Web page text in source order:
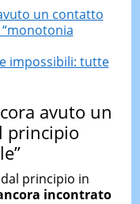
un contatto
impossibili: tutte
avuto un
principio
principio in
incontrato